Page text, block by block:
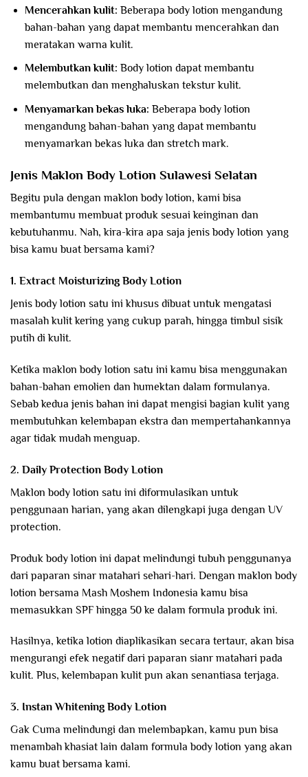
Mencerahkan kulit: Beberapa body lotion mengandung
bahan-bahan yang dapat membantu mencerahkan dan
meratakan warna kulit.
Melembutkan kulit: Body lotion dapat membantu
melembutkan dan menghaluskan tekstur kulit.
Menyamarkan bekas luka: Beberapa body lotion
mengandung bahan-bahan yang dapat membantu
menyamarkan bekas luka dan stretch mark.
Jenis Maklon Body Lotion Sulawesi Selatan
Begitu pula dengan maklon body lotion, kami bisa
membantumu membuat produk sesuai keinginan dan
kebutuhanmu. Nah, kira-kira apa saja jenis body lotion yang
bisa kamu buat bersama kami?
1. Extract Moisturizing Body Lotion
Jenis body lotion satu ini khusus dibuat untuk mengatasi
masalah kulit kering yang cukup parah, hingga timbul sisik
putih di kulit.
Ketika maklon body lotion satu ini kamu bisa menggunakan
bahan-bahan emolien dan humektan dalam formulanya.
Sebab kedua jenis bahan ini dapat mengisi bagian kulit yang
membutuhkan kelembapan ekstra dan mempertahankannya
agar tidak mudah menguap.
2. Daily Protection Body Lotion
Maklon body lotion satu ini diformulasikan untuk
penggunaan harian, yang akan dilengkapi juga dengan UV
protection.
Produk body lotion ini dapat melindungi tubuh penggunanya
dari paparan sinar matahari sehari-hari. Dengan maklon body
lotion bersama Mash Moshem Indonesia kamu bisa
memasukkan SPF hingga 50 ke dalam formula produk ini.
Hasilnya, ketika lotion diaplikasikan secara tertaur, akan bisa
mengurangi efek negatif dari paparan sianr matahari pada
kulit. Plus, kelembapan kulit pun akan senantiasa terjaga.
3. Instan Whitening Body Lotion
Gak Cuma melindungi dan melembapkan, kamu pun bisa
menambah khasiat lain dalam formula body lotion yang akan
kamu buat bersama kami.